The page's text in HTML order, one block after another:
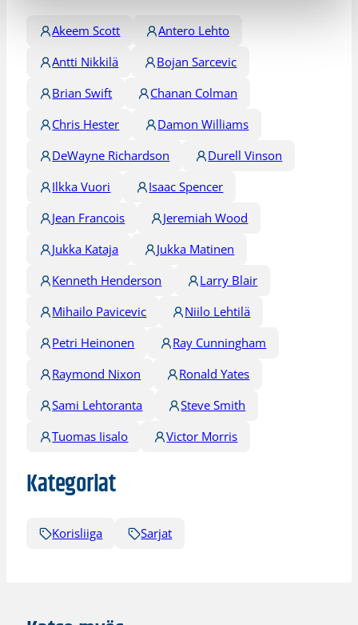
Akeem Scott
Antero Lehto
Antti Nikkilä
Bojan Sarcevic
Brian Swift
Chanan Colman
Chris Hester
Damon Williams
DeWayne Richardson
Durell Vinson
Ilkka Vuori
Isaac Spencer
Jean Francois
Jeremiah Wood
Jukka Kataja
Jukka Matinen
Kenneth Henderson
Larry Blair
Mihailo Pavicevic
Niilo Lehtilä
Petri Heinonen
Ray Cunningham
Raymond Nixon
Ronald Yates
Sami Lehtoranta
Steve Smith
Tuomas Iisalo
Victor Morris
Kategoriat
Korisliiga Sarjat